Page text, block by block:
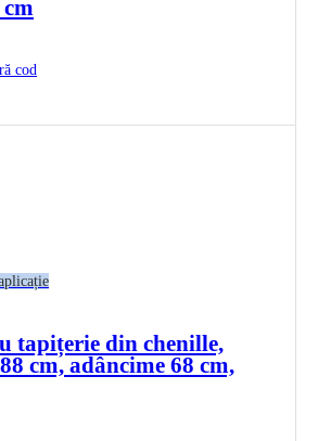
cm
cod
tapițerie din chenille,
cm, adâncime 68 cm,